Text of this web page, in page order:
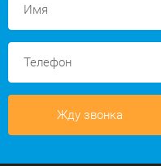
Жду звонка